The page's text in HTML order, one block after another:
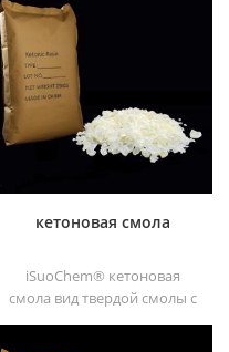
как жидкость, порошок,
гранулы и трупные
гранулы.
кетоновая смола
iSuoChem® кетоновая
смола вид твердой смолы с